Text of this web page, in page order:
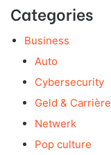
Categories
Business
Auto
Cybersecurity
Geld & Carrière
Netwerk
Pop culture